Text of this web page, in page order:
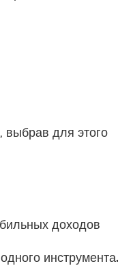
выбрав для этого
доходов
инструмента.